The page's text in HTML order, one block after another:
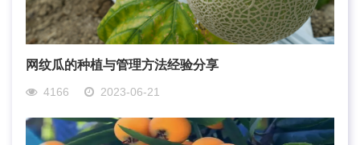
网纹瓜的种植与管理方法经验分享
4166 2023-06-21